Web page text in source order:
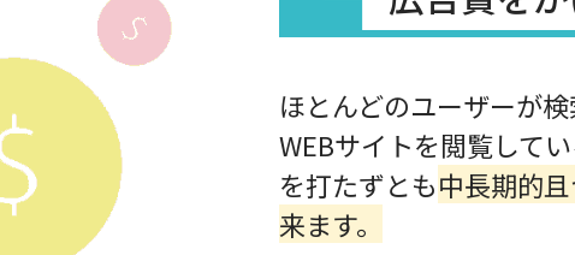
ほとんどのユーザーが
WEBサイトを閲覧して
を打たずとも中長期的
来ます。